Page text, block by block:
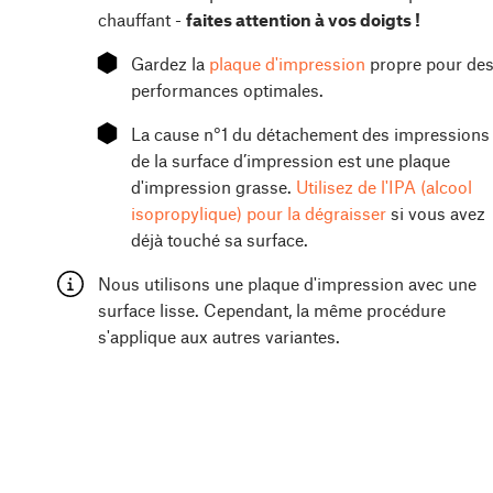
chauffant - faites attention à vos doigts !
⬢ Gardez la plaque d'impression propre pour des
performances optimales.
⬢
La cause n°1 du détachement des impressions
de la surface d’impression est une plaque
d'impression grasse. Utilisez de l'IPA (alcool
isopropylique) pour la dégraisser si vous avez
déjà touché sa surface.
Nous utilisons une plaque d'impression avec une
surface lisse. Cependant, la même procédure
s'applique aux autres variantes.